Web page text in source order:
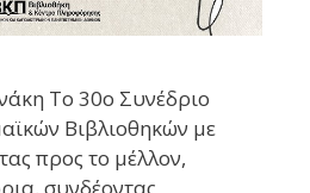
Το 30ο Συνέδριο
Βιβλιοθηκών με
προς το μέλλον,
συνδέοντας